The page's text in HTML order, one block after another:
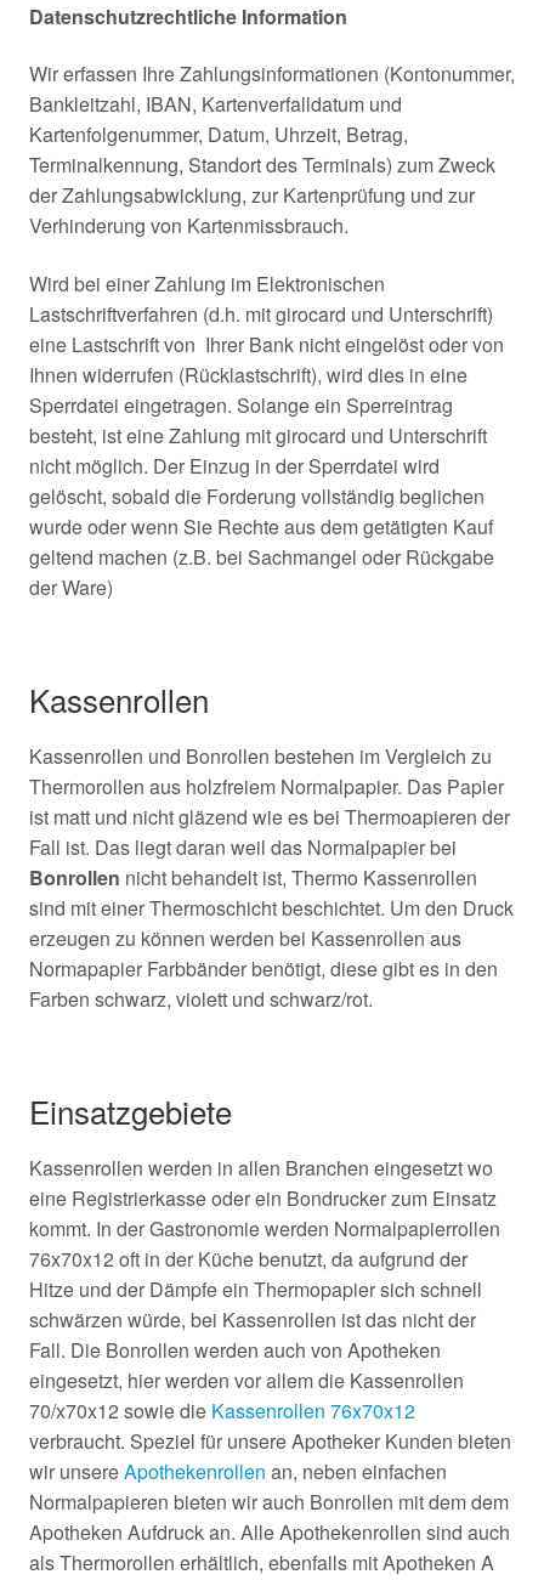
Datenschutzrechtliche Information
Wir erfassen Ihre Zahlungsinformationen (Kontonummer,
Bankleitzahl, IBAN, Kartenverfalldatum und
Kartenfolgenummer, Datum, Uhrzeit, Betrag,
Terminalkennung, Standort des Terminals) zum Zweck
der Zahlungsabwicklung, zur Kartenprüfung und zur
Verhinderung von Kartenmissbrauch.
Wird bei einer Zahlung im Elektronischen
Lastschriftverfahren (d.h. mit girocard und Unterschrift)
eine Lastschrift von Ihrer Bank nicht eingelöst oder von
Ihnen widerrufen (Rücklastschrift), wird dies in eine
Sperrdatei eingetragen. Solange ein Sperreintrag
besteht, ist eine Zahlung mit girocard und Unterschrift
nicht möglich. Der Einzug in der Sperrdatei wird
gelöscht, sobald die Forderung vollständig beglichen
wurde oder wenn Sie Rechte aus dem getätigten Kauf
geltend machen (z.B. bei Sachmangel oder Rückgabe
der Ware)
Kassenrollen
Kassenrollen und Bonrollen bestehen im Vergleich zu
Thermorollen aus holzfreiem Normalpapier. Das Papier
ist matt und nicht gläzend wie es bei Thermoapieren der
Fall ist. Das liegt daran weil das Normalpapier bei
Bonrollen nicht behandelt ist, Thermo Kassenrollen
sind mit einer Thermoschicht beschichtet. Um den Druck
erzeugen zu können werden bei Kassenrollen aus
Normapapier Farbbänder benötigt, diese gibt es in den
Farben schwarz, violett und schwarz/rot.
Einsatzgebiete
Kassenrollen werden in allen Branchen eingesetzt wo
eine Registrierkasse oder ein Bondrucker zum Einsatz
kommt. In der Gastronomie werden Normalpapierrollen
76x70x12 oft in der Küche benutzt, da aufgrund der
Hitze und der Dämpfe ein Thermopapier sich schnell
schwärzen würde, bei Kassenrollen ist das nicht der
Fall. Die Bonrollen werden auch von Apotheken
eingesetzt, hier werden vor allem die Kassenrollen
70/x70x12 sowie die Kassenrollen 76x70x12
verbraucht. Speziel für unsere Apotheker Kunden bieten
wir unsereApothekenrollen an, neben einfachen
Normalpapieren bieten wir auch Bonrollen mit dem dem
Apotheken Aufdruck an. Alle Apothekenrollen sind auch
als Thermorollen erhältlich, ebenfalls mit Apotheken A